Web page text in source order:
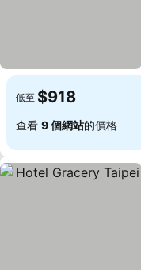
低至 $918
查看 9 個網站的價格